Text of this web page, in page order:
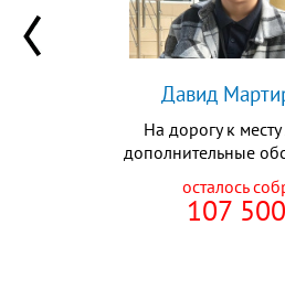
Давид
На дорогу к
дополнительные
осталось
107 500